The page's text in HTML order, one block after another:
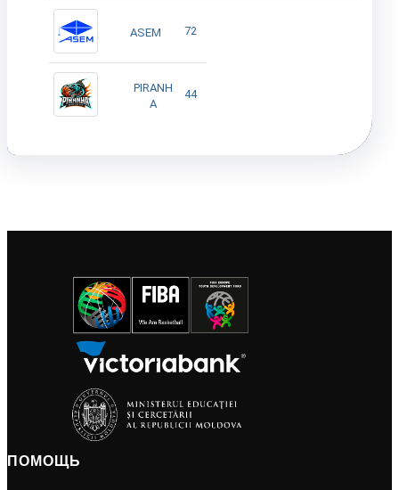
ASEM 72
PIRANH
A
44
ПОМОЩЬ